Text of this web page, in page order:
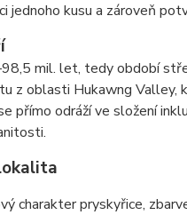
jednoho kusu a zároveň
mil. let, tedy období
z oblasti Hukawng Valley,
přímo odráží ve složení
charakter pryskyřice,